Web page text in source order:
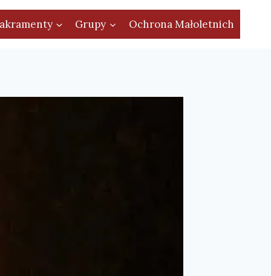
Grupy Ochrona Małoletnich